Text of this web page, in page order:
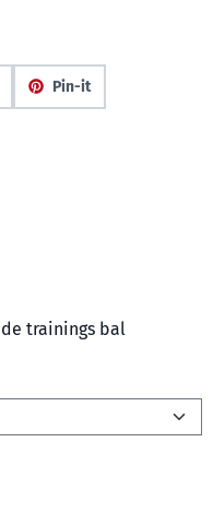
Pin-it
trainings bal